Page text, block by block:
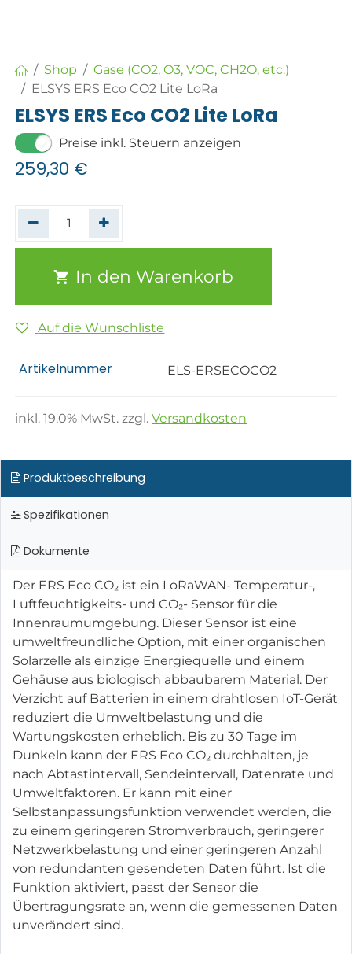
Shop
Gase (CO2, O3, VOC, CH2O, etc.)
ELSYS ERS Eco CO2 Lite LoRa
ELSYS ERS Eco CO2 Lite LoRa
Preise inkl. Steuern anzeigen
259,30 €
In den Warenkorb
Auf die Wunschliste
Artikelnummer ELS-ERSECOCO2
inkl.19,0% MwSt. zzgl.Versandkosten
Produktbeschreibung
Spezifikationen
Dokumente
Der ERS Eco CO₂ ist ein LoRaWAN- Temperatur-,
Luftfeuchtigkeits- und CO₂- Sensor für die
Innenraumumgebung. Dieser Sensor ist eine
umweltfreundliche Option, mit einer organischen
Solarzelle als einzige Energiequelle und einem
Gehäuse aus biologisch abbaubarem Material. Der
Verzicht auf Batterien in einem drahtlosen IoT-Gerät
reduziert die Umweltbelastung und die
Wartungskosten erheblich. Bis zu 30 Tage im
Dunkeln kann der ERS Eco CO₂ durchhalten, je
nach Abtastintervall, Sendeintervall, Datenrate und
Umweltfaktoren. Er kann mit einer
Selbstanpassungsfunktion verwendet werden, die
zu einem geringeren Stromverbrauch, geringerer
Netzwerkbelastung und einer geringeren Anzahl
von redundanten gesendeten Daten führt. Ist die
Funktion aktiviert, passt der Sensor die
Übertragungsrate an, wenn die gemessenen Daten
unverändert sind.